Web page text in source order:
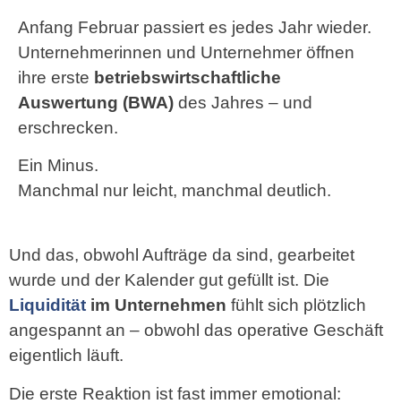
Anfang Februar passiert es jedes Jahr wieder.
Unternehmerinnen und Unternehmer öffnen
ihre erste betriebswirtschaftliche
Auswertung (BWA) des Jahres – und
erschrecken.
Ein Minus.
Manchmal nur leicht, manchmal deutlich.
Und das, obwohl Aufträge da sind, gearbeitet
wurde und der Kalender gut gefüllt ist. Die
Liquidität im Unternehmen fühlt sich plötzlich
angespannt an – obwohl das operative Geschäft
eigentlich läuft.
Die erste Reaktion ist fast immer emotional: